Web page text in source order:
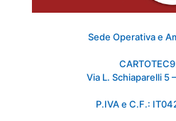
Sede Operativa e
Via L. Schiaparelli 5
P.IVA e C.F.: